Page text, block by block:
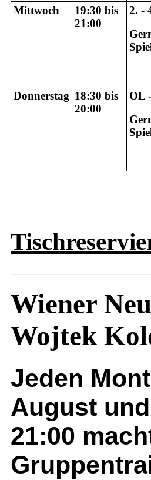
Mittwoch
19:30 bis
21:00
2. -
Donnerstag 18:30 bis
20:00
OL
Wiener
Wojtek
Jeden
August
21:00